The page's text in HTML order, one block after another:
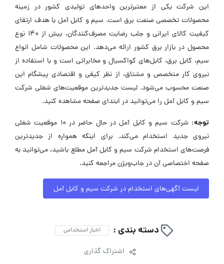
این شرکت یکی از معتبرترین واحدهای تولیدی کشور در زمینه
محصولات تخصصی صنعت برق است. سیم و کابل آمل با هدف ارتقای
کیفیت کالای ایرانی و جلب رضایت مصرف‌کنندگان، بیش از 140 نوع
محصول در بازار برق کشور ارائه می‌دهد. این محصولات شامل انواع
سیم، کابل برق، کابل‌های کواکسیال و مخابراتی است و با استفاده از
نیروی کار متخصص و مشتاق، از نظر کیفی و اقتصادی پیشگام این
صنعت محسوب می‌شود. لیست جدیدترین موقعیت‌های شغلی شرکت
سیم و کابل آمل را می‌توانید در ابتدای صفحه مشاهده کنید.
توجه:
شرکت سیم و کابل آمل در حال حاضر در ۱۰ موقعیت شغلی
نیروی جدید استخدام می‌کند. برای اینکه همواره از جدیدترین
فرصت‌های استخدام شرکت سیم و کابل آمل مطلع باشید، می‌توانید به
صفحه اختصاصی آن در جاب‌ویژن مراجعه کنید.
لیست آگهی‌های استخدام در شرکت سیم و کابل آمل
دسته بندی : اخبار استخدامی
اشتراک گذاری